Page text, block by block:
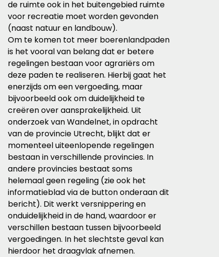
de ruimte ook in het buitengebied ruimte
voor recreatie moet worden gevonden
(naast natuur en landbouw).
Om te komen tot meer boerenlandpaden
is het vooral van belang dat er betere
regelingen bestaan voor agrariërs om
deze paden te realiseren. Hierbij gaat het
enerzijds om een vergoeding, maar
bijvoorbeeld ook om duidelijkheid te
creëren over aansprakelijkheid. Uit
onderzoek van Wandelnet, in opdracht
van de provincie Utrecht, blijkt dat er
momenteel uiteenlopende regelingen
bestaan in verschillende provincies. In
andere provincies bestaat soms
helemaal geen regeling (zie ook het
informatieblad via de button onderaan dit
bericht). Dit werkt versnippering en
onduidelijkheid in de hand, waardoor er
verschillen bestaan tussen bijvoorbeeld
vergoedingen. In het slechtste geval kan
hierdoor het draagvlak afnemen.